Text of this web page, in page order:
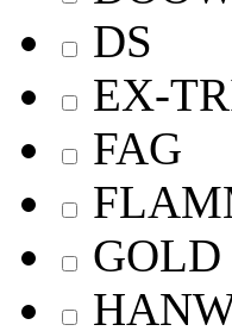
DS
EX-
FAG
GOLD